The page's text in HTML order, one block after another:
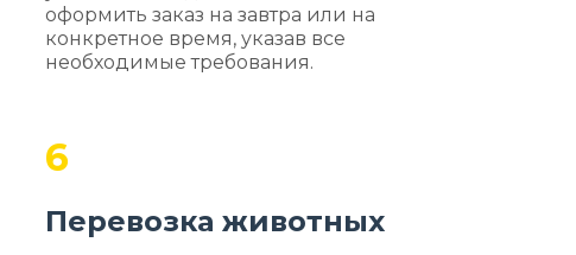
оформить заказ на завтра или на
конкретное время, указав все
необходимые требования.
6
Перевозка животных